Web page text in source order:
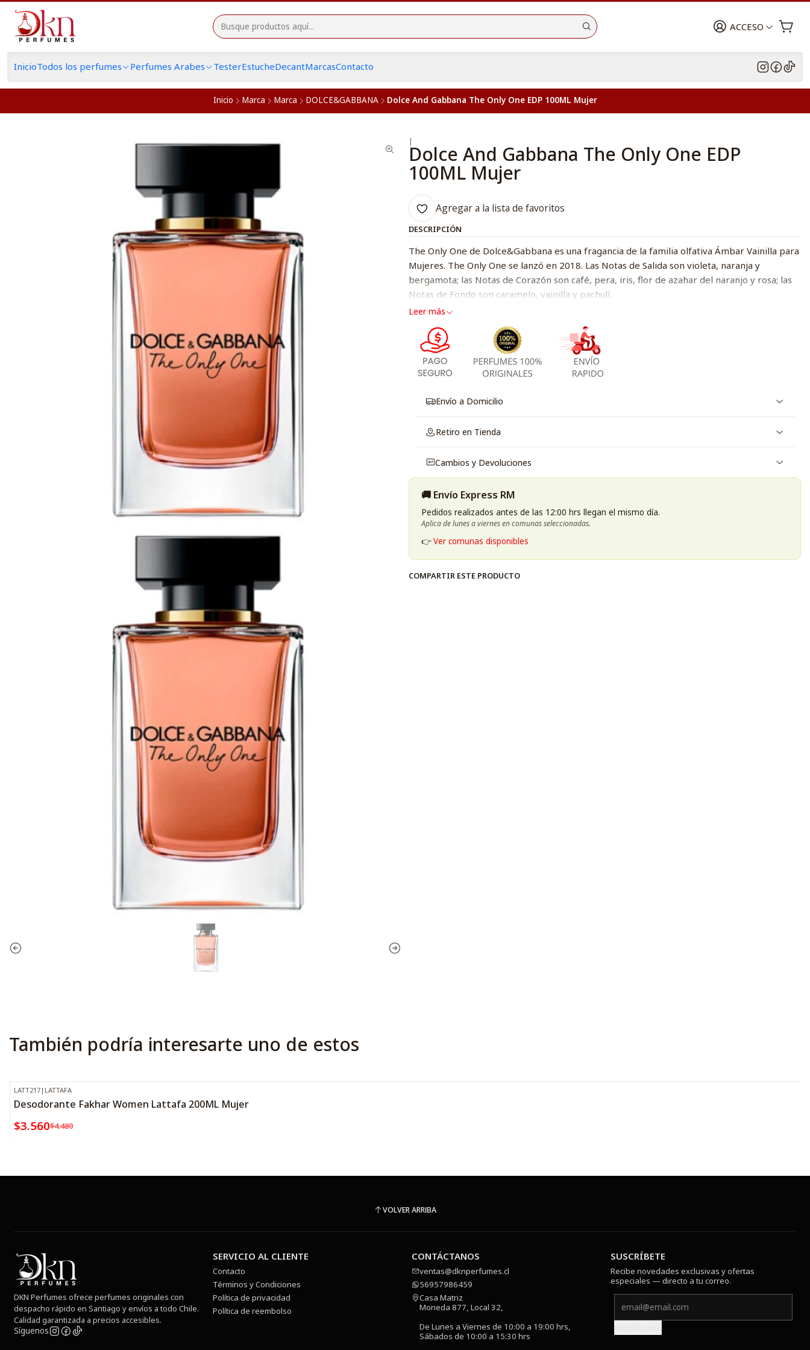
ACCESO
InicioTodos los perfumes Perfumes Arabes TesterEstucheDecantMarcasContacto
Inicio Marca Marca DOLCE&GABBANA Dolce And Gabbana The Only One EDP 100ML Mujer
|
Dolce And Gabbana The Only One EDP
100ML Mujer
Agregar a la lista de favoritos
DESCRIPCIÓN
The Only One de Dolce&Gabbana es una fragancia de la familia olfativa Ámbar Vainilla para
Mujeres. The Only One se lanzó en 2018. Las Notas de Salida son violeta, naranja y
bergamota; las Notas de Corazón son café, pera, iris, flor de azahar del naranjo y rosa; las
Notas de Fondo son caramelo, vainilla y pachulí.
Leer más
Envío a Domicilio
Retiro en Tienda
Cambios y Devoluciones
🚚 Envío Express RM
Pedidos realizados antes de las 12:00 hrs llegan el mismo día.
Aplica de lunes a viernes en comunas seleccionadas.
👉Ver comunas disponibles
COMPARTIR ESTE PRODUCTO
También podría interesarte uno de estos
-21% OFF
LATT217 | LATTAFA
Desodorante Fakhar Women Lattafa 200ML Mujer
$3.560$4.480
VOLVER ARRIBA
DKN Perfumes ofrece perfumes originales con
despacho rápido en Santiago y envíos a todo Chile.
Calidad garantizada a precios accesibles.
Síguenos
SERVICIO AL CLIENTE
Contacto
Términos y Condiciones
Política de privacidad
Política de reembolso
CONTÁCTANOS
ventas@dknperfumes.cl
56957986459
Casa Matriz
Moneda 877, Local 32,
De Lunes a Viernes de 10:00 a 19:00 hrs,
Sábados de 10:00 a 15:30 hrs
SUSCRÍBETE
Recibe novedades exclusivas y ofertas
especiales — directo a tu correo.